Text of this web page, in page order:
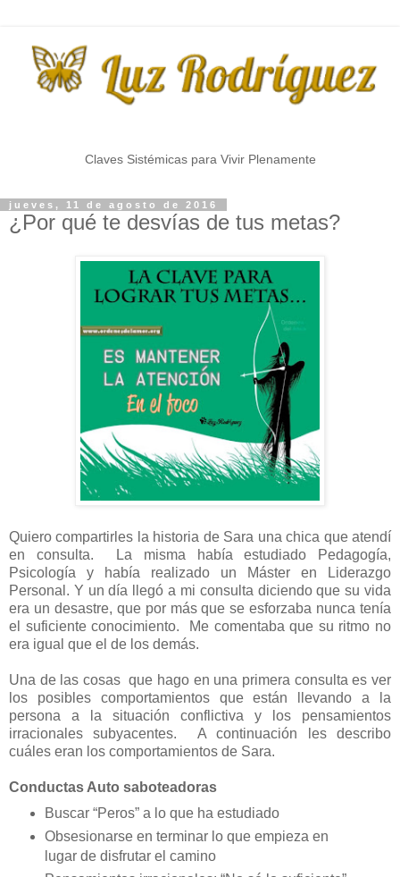
Claves Sistémicas para Vivir Plenamente
jueves, 11 de agosto de 2016
¿Por qué te desvías de tus metas?
Quiero compartirles la historia de Sara una chica que atendí
en consulta. La misma había estudiado Pedagogía,
Psicología y había realizado un Máster en Liderazgo
Personal. Y un día llegó a mi consulta diciendo que su vida
era un desastre, que por más que se esforzaba nunca tenía
el suficiente conocimiento. Me comentaba que su ritmo no
era igual que el de los demás.
Una de las cosas que hago en una primera consulta es ver
los posibles comportamientos que están llevando a la
persona a la situación conflictiva y los pensamientos
irracionales subyacentes. A continuación les describo
cuáles eran los comportamientos de Sara.
Conductas Auto saboteadoras
Buscar “Peros” a lo que ha estudiado
Obsesionarse en terminar lo que empieza en
lugar de disfrutar el camino